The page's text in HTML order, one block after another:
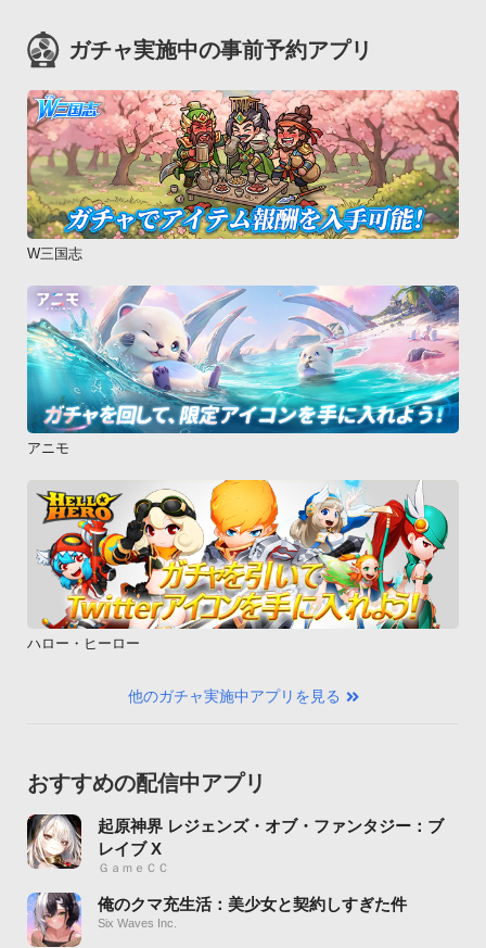
ガチャ実施中の事前予約アプリ
W三国志
アニモ
ハロー・ヒーロー
他のガチャ実施中アプリを見る
おすすめの配信中アプリ
起原神界 レジェンズ・オブ・ファンタジー：ブ
レイブ X
ＧａｍｅＣＣ
俺のクマ充生活：美少女と契約しすぎた件
Six Waves Inc.